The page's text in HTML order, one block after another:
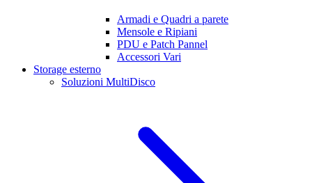
Armadi e Quadri a parete
Mensole e Ripiani
PDU e Patch Pannel
Accessori Vari
Storage esterno
Soluzioni MultiDisco